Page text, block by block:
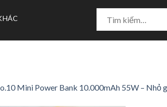
kiếm:
Mini Power Bank 10.000mAh 55W – Nhỏ